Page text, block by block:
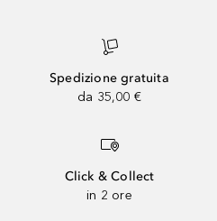
Spedizione gratuita
da 35,00 €
Click & Collect
in 2 ore